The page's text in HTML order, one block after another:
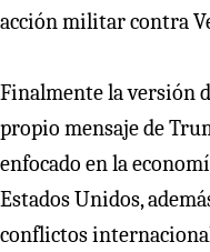
acción militar contra
Finalmente la versión
propio mensaje de
enfocado en la
Estados Unidos,
conflictos